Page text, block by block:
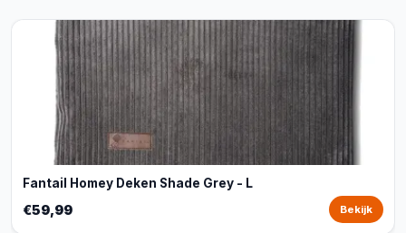
Fantail Homey Deken Shade Grey - L
€59,99 Bekijk